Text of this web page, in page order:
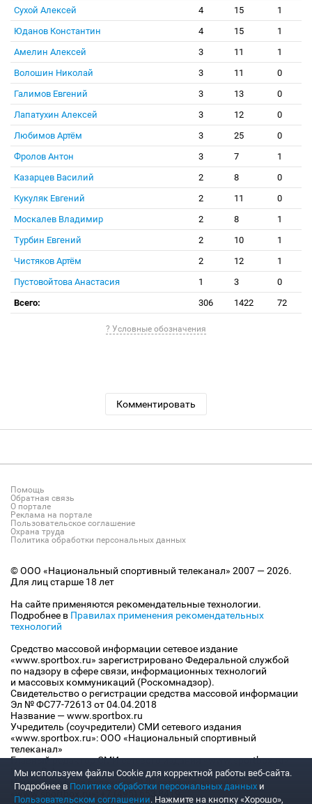
Сухой Алексей
4 15
1
Юданов Константин
4 15
1
Амелин Алексей
3 11
1
Волошин Николай
3 11
0
Галимов Евгений
3 13
0
Лапатухин Алексей
3 12
0
Любимов Артём
3 25
0
Фролов Антон
3 7
1
Казарцев Василий
2 8
0
Кукуляк Евгений
2 11
0
Москалев Владимир
2 8
1
Турбин Евгений
2 10
1
Чистяков Артём
2 12
1
Пустовойтова Анастасия
1 3
0
Всего:
306 1422 72
? Условные обозначения
Комментировать
Помощь
Обратная связь
О портале
Реклама на портале
Пользовательское соглашение
Охрана труда
Политика обработки персональных данных
© ООО «Национальный спортивный телеканал» 2007 — 2026.
Для лиц старше 18 лет
На сайте применяются рекомендательные технологии.
Подробнее в Правилах применения рекомендательных
технологий
Средство массовой информации сетевое издание
«www.sportbox.ru» зарегистрировано Федеральной службой
по надзору в сфере связи, информационных технологий
и массовых коммуникаций (Роскомнадзор).
Свидетельство о регистрации средства массовой информации
Эл № ФС77-72613 от 04.04.2018
Название — www.sportbox.ru
Учредитель (соучредители) СМИ сетевого издания
«www.sportbox.ru»: ООО «Национальный спортивный
телеканал»
Главный редактор СМИ сетевого издания «www.sportbox.ru»:
Конов В.А.
Номер телефона редакции СМИ сетевого издания
«www.sportbox.ru»: +7 (495) 653 8419
Мы используем файлы Сookie для корректной работы веб-сайта.
Подробнее в Политике обработки персональных данных и
Пользовательском соглашении. Нажмите на кнопку «Хорошо»,